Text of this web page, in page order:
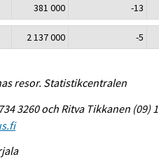
381 000 -13
2 137 000 -5
resor. Statistikcentralen
3260 och Ritva Tikkanen (09)